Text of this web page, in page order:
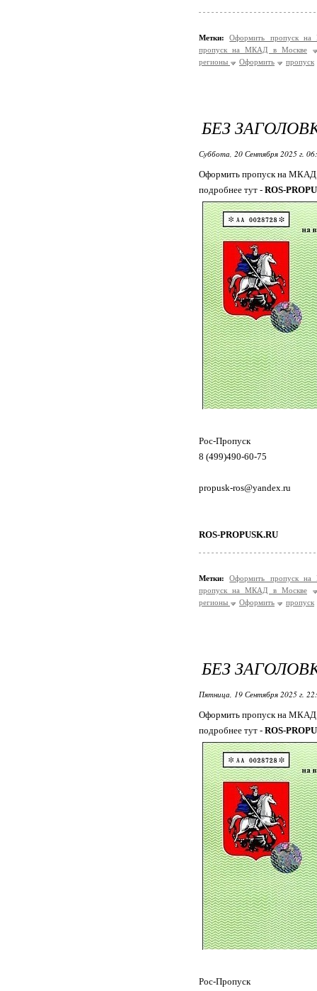
Метки:
Оформить пропуск
пропуск на МКАД в Москве
регионы
Оформить пропуск
БЕЗ
Суббота, 20 Сентября 2025 г.
Оформить пропуск на МКАД
подробнее тут - ROS-
Рос-Пропуск
8 (499)490-60-75
propusk-ros@yandex.ru
ROS-PROPUSK.RU
Метки:
Оформить пропуск
пропуск на МКАД в Москве
регионы
Оформить пропуск
БЕЗ
Пятница, 19 Сентября 2025 г.
Оформить пропуск на МКАД
подробнее тут - ROS-
Рос-Пропуск